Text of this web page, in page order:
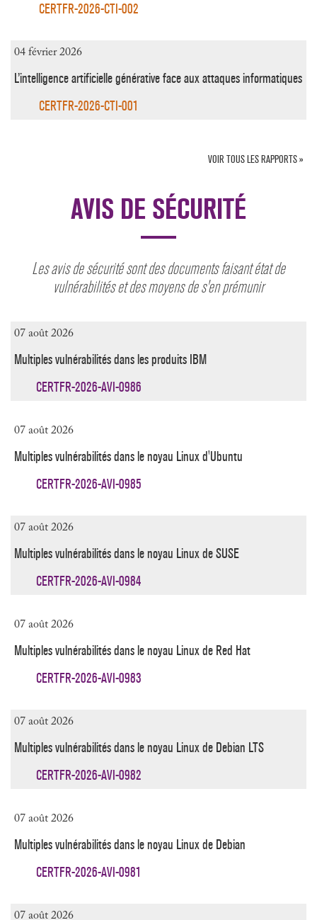
CERTFR-2026-CTI-002
04 février 2026
CERTFR-2026-CTI-001
L’intelligence artificielle générative face aux attaques informatiques
VOIR TOUS LES RAPPORTS »
AVIS DE SÉCURITÉ
Les avis de sécurité sont des documents faisant état de
vulnérabilités et des moyens de s'en prémunir
07 août 2026
CERTFR-2026-AVI-0986
Multiples vulnérabilités dans les produits IBM
07 août 2026
CERTFR-2026-AVI-0985
Multiples vulnérabilités dans le noyau Linux d'Ubuntu
07 août 2026
CERTFR-2026-AVI-0984
Multiples vulnérabilités dans le noyau Linux de SUSE
07 août 2026
CERTFR-2026-AVI-0983
Multiples vulnérabilités dans le noyau Linux de Red Hat
07 août 2026
CERTFR-2026-AVI-0982
Multiples vulnérabilités dans le noyau Linux de Debian LTS
07 août 2026
CERTFR-2026-AVI-0981
Multiples vulnérabilités dans le noyau Linux de Debian
07 août 2026